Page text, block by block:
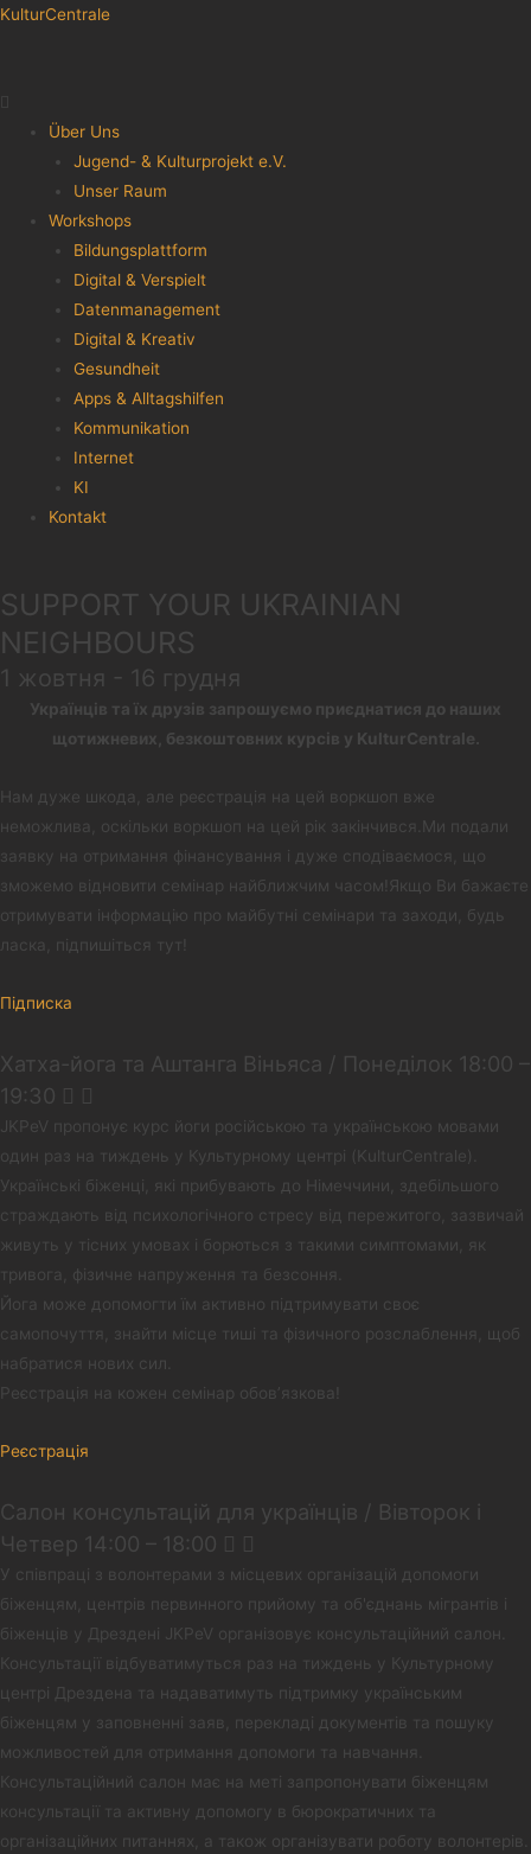
KulturCentrale
Über Uns
Jugend- & Kulturprojekt e.V.
Unser Raum
Workshops
Bildungsplattform
Digital & Verspielt
Datenmanagement
Digital & Kreativ
Gesundheit
Apps & Alltagshilfen
Kommunikation
Internet
KI
Kontakt
SUPPORT YOUR UKRAINIAN
NEIGHBOURS
1 жовтня - 16 грудня
Українців та їх друзів запрошуємо приєднатися до наших
щотижневих, безкоштовних курсів у KulturCentrale.
Нам дуже шкода, але реєстрація на цей воркшоп вже
неможлива, оскільки воркшоп на цей рік закінчився.Ми подали
заявку на отримання фінансування і дуже сподіваємося, що
зможемо відновити семінар найближчим часом!Якщо Ви бажаєте
отримувати інформацію про майбутні семінари та заходи, будь
ласка, підпишіться тут!
Підписка
Хатха-йога та Аштанга Віньяса / Понеділок 18:00 –
19:30
JKPeV пропонує курс йоги російською та українською мовами
один раз на тиждень у Культурному центрі (KulturCentrale).
Українські біженці, які прибувають до Німеччини, здебільшого
страждають від психологічного стресу від пережитого, зазвичай
живуть у тісних умовах і борються з такими симптомами, як
тривога, фізичне напруження та безсоння.
Йога може допомогти їм активно підтримувати своє
самопочуття, знайти місце тиші та фізичного розслаблення, щоб
набратися нових сил.
Реєстрація на кожен семінар обов’язкова!
Реєстрація
Салон консультацій для українців / Вівторок i
Четвер 14:00 – 18:00
У співпраці з волонтерами з місцевих організацій допомоги
біженцям, центрів первинного прийому та об'єднань мігрантів і
біженців у Дрездені JKPeV організовує консультаційний салон.
Консультації відбуватимуться раз на тиждень у Культурному
центрі Дрездена та надаватимуть підтримку українським
біженцям у заповненні заяв, перекладі документів та пошуку
можливостей для отримання допомоги та навчання.
Консультаційний салон має на меті запропонувати біженцям
консультації та активну допомогу в бюрократичних та
організаційних питаннях, а також організувати роботу волонтерів.